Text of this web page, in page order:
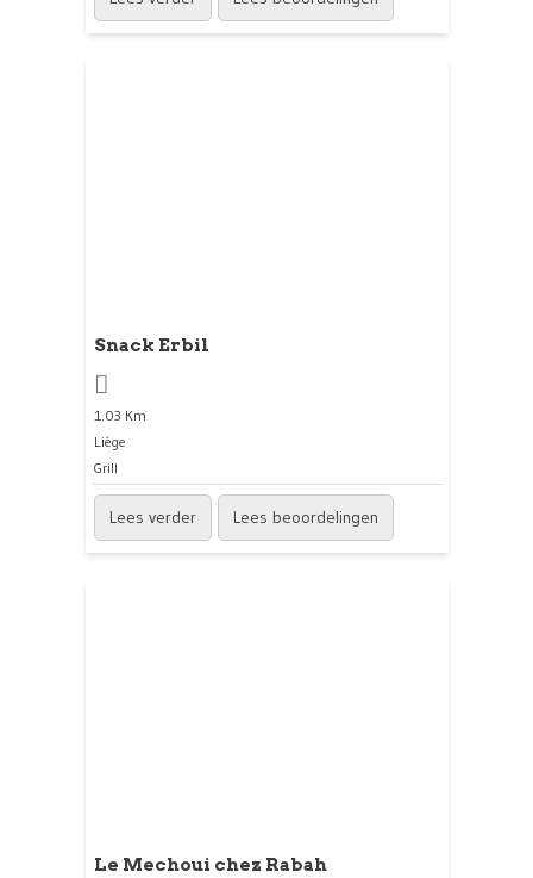
Snack Erbil
1.03 Km
Liège
Grill
Lees verder Lees beoordelingen
Le Mechoui chez Rabah